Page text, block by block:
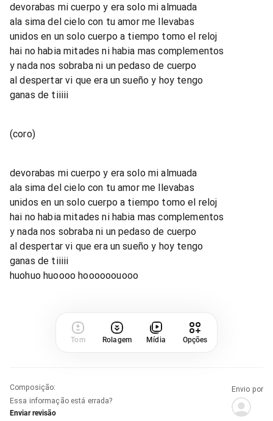
devorabas mi cuerpo y era solo mi almuada
ala sima del cielo con tu amor me llevabas
unidos en un solo cuerpo a tiempo tomo el reloj
hai no habia mitades ni habia mas complementos
y nada nos sobraba ni un pedaso de cuerpo
al despertar vi que era un sueño y hoy tengo
ganas de tiiiii
(coro)
devorabas mi cuerpo y era solo mi almuada
ala sima del cielo con tu amor me llevabas
unidos en un solo cuerpo a tiempo tomo el reloj
hai no habia mitades ni habia mas complementos
y nada nos sobraba ni un pedaso de cuerpo
al despertar vi que era un sueño y hoy tengo
ganas de tiiiii
huohuo huoooo hoooooouooo
Tom Rolagem Mídia Opções
Composição:
Essa informação está errada?
Enviar revisão
Envio por